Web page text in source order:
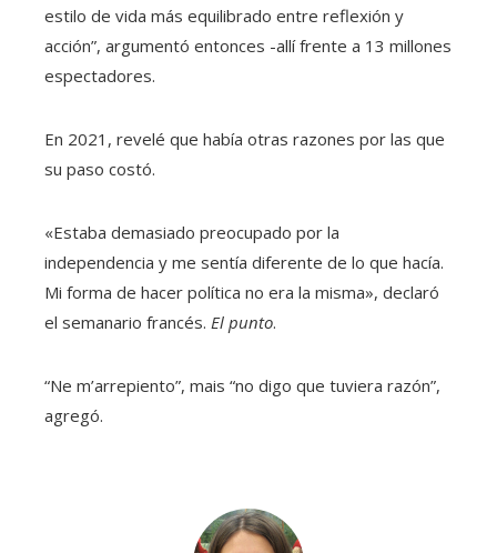
estilo de vida más equilibrado entre reflexión y
acción”, argumentó entonces -allí frente a 13 millones
espectadores.
En 2021, revelé que había otras razones por las que
su paso costó.
«Estaba demasiado preocupado por la
independencia y me sentía diferente de lo que hacía.
Mi forma de hacer política no era la misma», declaró
el semanario francés. El punto.
“Ne m’arrepiento”, mais “no digo que tuviera razón”,
agregó.